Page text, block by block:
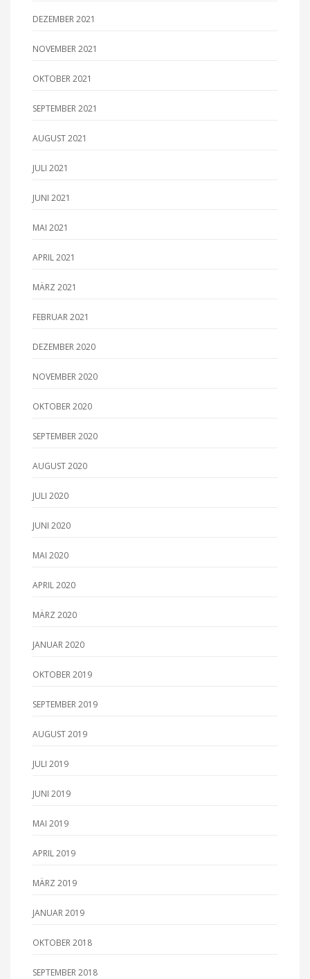
DEZEMBER 2021
NOVEMBER 2021
OKTOBER 2021
SEPTEMBER 2021
AUGUST 2021
JULI 2021
JUNI 2021
MAI 2021
APRIL 2021
MÄRZ 2021
FEBRUAR 2021
DEZEMBER 2020
NOVEMBER 2020
OKTOBER 2020
SEPTEMBER 2020
AUGUST 2020
JULI 2020
JUNI 2020
MAI 2020
APRIL 2020
MÄRZ 2020
JANUAR 2020
OKTOBER 2019
SEPTEMBER 2019
AUGUST 2019
JULI 2019
JUNI 2019
MAI 2019
APRIL 2019
MÄRZ 2019
JANUAR 2019
OKTOBER 2018
SEPTEMBER 2018